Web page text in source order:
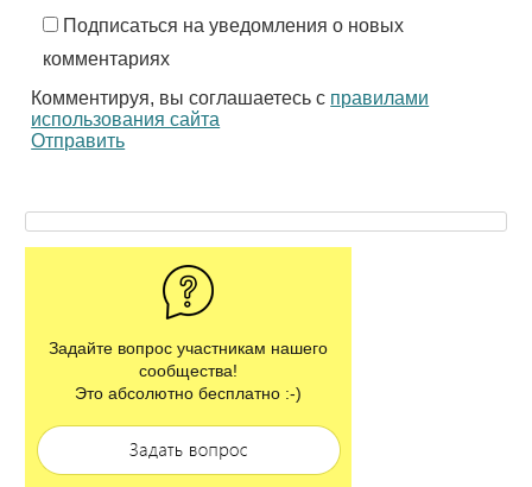
Подписаться на уведомления о новых
комментариях
Комментируя, вы соглашаетесь с правилами
использования сайта
Отправить
Задайте вопрос участникам нашего
сообщества!
Это абсолютно бесплатно :-)